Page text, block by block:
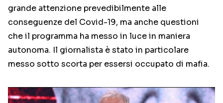
grande attenzione prevedibilmente alle
conseguenze del Covid-19, ma anche questioni
che il programma ha messo in luce in maniera
autonoma. Il giornalista è stato in particolare
messo sotto scorta per essersi occupato di mafia.